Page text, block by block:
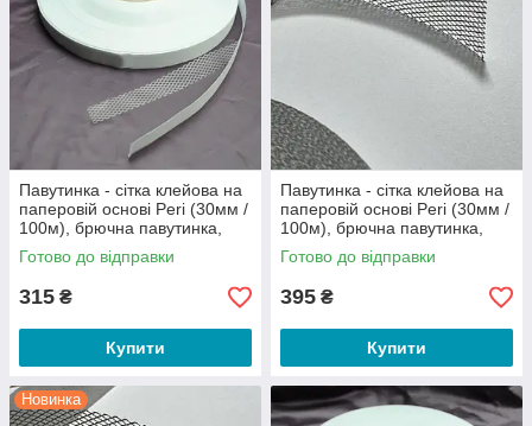
Павутинка - сітка клейова на
паперовій основі Peri (30мм /
100м), брючна павутинка,
термо павутинка (біла)
(6179)
Готово до відправки
315 ₴
Купити
Павутинка - сітка клейова на
паперовій основі Peri (30мм /
100м), брючна павутинка,
термо павутинка (чорна)
(6544)
Готово до відправки
395 ₴
Купити
Новинка